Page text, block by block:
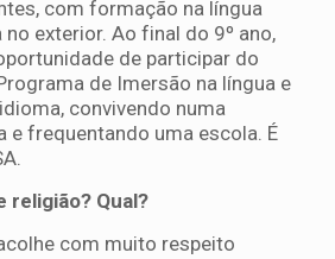
com formação na língua
no exterior. Ao final do 9º ano,
de participar do
de Imersão na língua e
convivendo numa
e frequentando uma escola. É
religião? Qual?
com muito respeito